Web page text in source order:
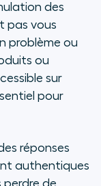
des
pas vous
problème ou
ou
sur
pour
réponses
authentiques
perdre de